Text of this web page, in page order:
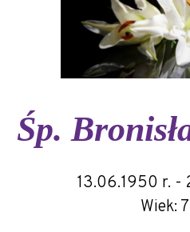
Śp.
13.06.1950 r. -
Wiek: